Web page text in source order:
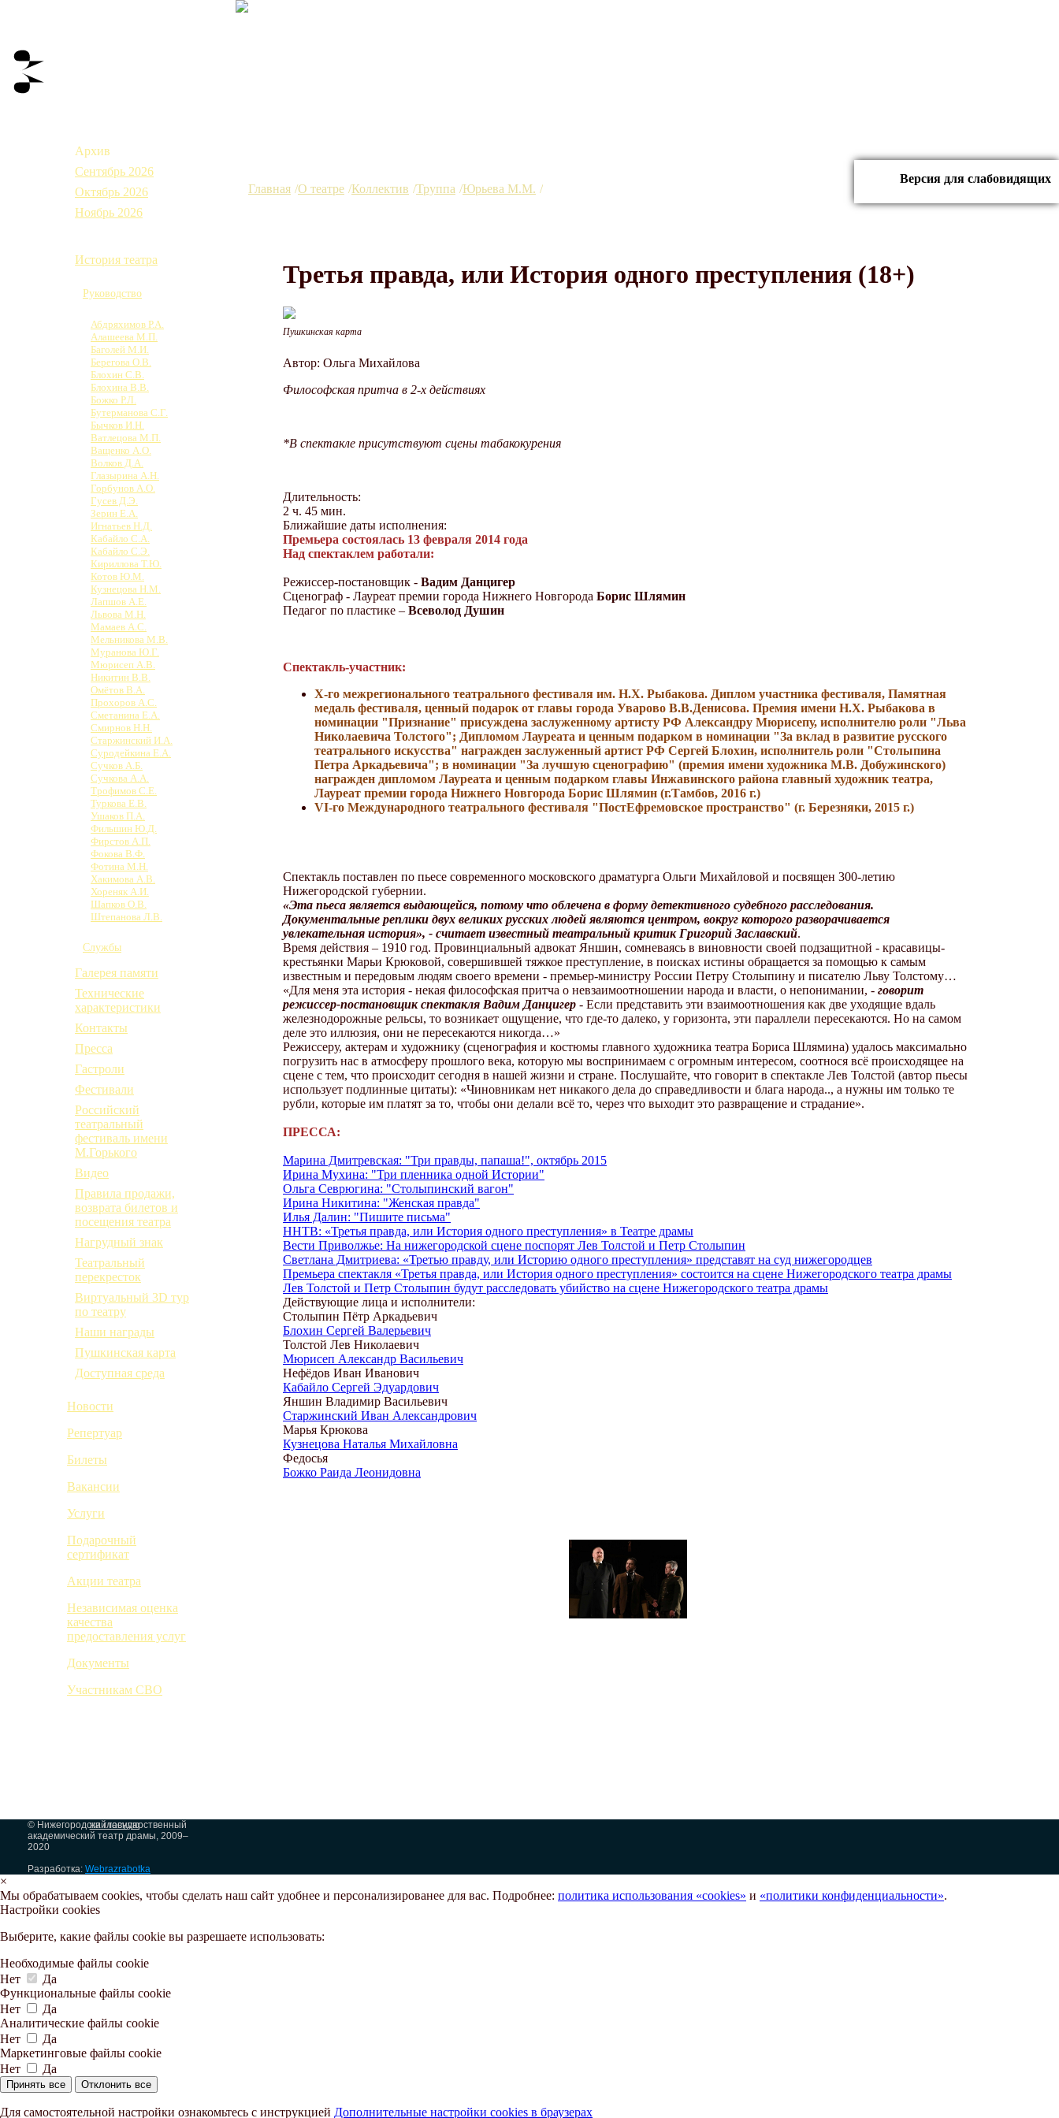
Архив
Сентябрь 2026
Октябрь 2026
Ноябрь 2026
История театра
Руководство
Абдряхимов Р.А.
Алашеева М.П.
Баголей М.И.
Берегова О.В.
Блохин С.В.
Блохина В.В.
Божко Р.Л.
Бутерманова С.Г.
Бычков И.Н.
Ватлецова М.П.
Ващенко А.О.
Волков Д.А.
Глазырина А.Н.
Горбунов А.О.
Гусев Д.Э.
Зерин Е.А.
Игнатьев Н.Д.
Кабайло С.А.
Кабайло С.Э.
Кириллова Т.Ю.
Котов Ю.М.
Кузнецова Н.М.
Лапшов А.Е.
Львова М.Н.
Мамаев А.С.
Мельникова М.В.
Муранова Ю.Г.
Мюрисеп А.В.
Никитин В.В.
Омётов В.А.
Прохоров А.С.
Сметанина Е.А.
Смирнов Н.Н.
Старжинский И.А.
Суродейкина Е.А.
Сучков А.Б.
Сучкова А.А.
Трофимов С.Е.
Туркова Е.В.
Ушаков П.А.
Фильшин Ю.Д.
Фирстов А.П.
Фокова В.Ф.
Фотина М.Н.
Хакимова А.В.
Хореняк А.И.
Шапков О.В.
Штепанова Л.В.
Службы
Галерея памяти
Технические
характеристики
Контакты
Пресса
Гастроли
Фестивали
Российский
театральный
фестиваль имени
М.Горького
Видео
Правила продажи,
возврата билетов и
посещения театра
Нагрудный знак
Театральный
перекресток
Виртуальный 3D тур
по театру
Наши награды
Пушкинская карта
Доступная среда
Новости
Репертуар
Билеты
Вакансии
Услуги
Подарочный
сертификат
Акции театра
Независимая оценка
качества
предоставления услуг
Документы
Участникам СВО
на главную
Главная О театре Коллектив Труппа Юрьева М.М.
Третья правда, или История одного преступления (18+)
Пушкинская карта
Автор: Ольга Михайлова
Философская притча в 2-х действиях
*В спектакле присутствуют сцены табакокурения
Длительность:
2 ч. 45 мин.
Ближайшие даты исполнения:
Премьера состоялась 13 февраля 2014 года
Над спектаклем работали:
Режиссер-постановщик - Вадим Данцигер
Сценограф - Лауреат премии города Нижнего Новгорода Борис Шлямин
Педагог по пластике – Всеволод Душин
Спектакль-участник:
Х-го межрегионального театрального фестиваля им. Н.Х. Рыбакова. Диплом участника фестиваля, Памятная
медаль фестиваля, ценный подарок от главы города Уварово В.В.Денисова. Премия имени Н.Х. Рыбакова в
номинации "Признание" присуждена заслуженному артисту РФ Александру Мюрисепу, исполнителю роли "Льва
Николаевича Толстого"; Дипломом Лауреата и ценным подарком в номинации "За вклад в развитие русского
театрального искусства" награжден заслуженный артист РФ Сергей Блохин, исполнитель роли "Столыпина
Петра Аркадьевича"; в номинации "За лучшую сценографию" (премия имени художника М.В. Добужинского)
награжден дипломом Лауреата и ценным подарком главы Инжавинского района главный художник театра,
Лауреат премии города Нижнего Новгорода Борис Шлямин (г.Тамбов, 2016 г.)
VI-го Международного театрального фестиваля "ПостЕфремовское пространство" (г. Березняки, 2015 г.)
Спектакль поставлен по пьесе современного московского драматурга Ольги Михайловой и посвящен 300-летию
Нижегородской губернии.
«Эта пьеса является выдающейся, потому что облечена в форму детективного судебного расследования.
Документальные реплики двух великих русских людей являются центром, вокруг которого разворачивается
увлекательная история», - считает известный театральный критик Григорий Заславский.
Время действия – 1910 год. Провинциальный адвокат Яншин, сомневаясь в виновности своей подзащитной - красавицы-
крестьянки Марьи Крюковой, совершившей тяжкое преступление, в поисках истины обращается за помощью к самым
известным и передовым людям своего времени - премьер-министру России Петру Столыпину и писателю Льву Толстому…
«Для меня эта история - некая философская притча о невзаимоотношении народа и власти, о непонимании, - говорит
режиссер-постановщик спектакля Вадим Данцигер - Если представить эти взаимоотношения как две уходящие вдаль
железнодорожные рельсы, то возникает ощущение, что где-то далеко, у горизонта, эти параллели пересекаются. Но на самом
деле это иллюзия, они не пересекаются никогда…»
Режиссеру, актерам и художнику (сценография и костюмы главного художника театра Бориса Шлямина) удалось максимально
погрузить нас в атмосферу прошлого века, которую мы воспринимаем с огромным интересом, соотнося всё происходящее на
сцене с тем, что происходит сегодня в нашей жизни и стране. Послушайте, что говорит в спектакле Лев Толстой (автор пьесы
использует подлинные цитаты): «Чиновникам нет никакого дела до справедливости и блага народа.., а нужны им только те
рубли, которые им платят за то, чтобы они делали всё то, через что выходит это развращение и страдание».
ПРЕССА:
Марина Дмитревская: "Три правды, папаша!", октябрь 2015
Ирина Мухина: "Три пленника одной Истории"
Ольга Севрюгина: "Столыпинский вагон"
Ирина Никитина: "Женская правда"
Илья Далин: "Пишите письма"
ННТВ: «Третья правда, или История одного преступления» в Театре драмы
Вести Приволжье: На нижегородской сцене поспорят Лев Толстой и Петр Столыпин
Светлана Дмитриева: «Третью правду, или Историю одного преступления» представят на суд нижегородцев
Премьера спектакля «Третья правда, или История одного преступления» состоится на сцене Нижегородского театра драмы
Лев Толстой и Петр Столыпин будут расследовать убийство на сцене Нижегородского театра драмы
Действующие лица и исполнители:
Столыпин Пётр Аркадьевич
Блохин Сергей Валерьевич
Толстой Лев Николаевич
Мюрисеп Александр Васильевич
Нефёдов Иван Иванович
Кабайло Сергей Эдуардович
Яншин Владимир Васильевич
Старжинский Иван Александрович
Марья Крюкова
Кузнецова Наталья Михайловна
Федосья
Божко Раида Леонидовна
© Нижегородский государственный
академический театр драмы, 2009–
2020
Разработка: Webrazrabotka
Версия для слабовидящих
×
Мы обрабатываем cookies, чтобы сделать наш сайт удобнее и персонализированее для вас. Подробнее: политика использования «cookies» и «политики конфиденциальности».
Настройки cookies
Выберите, какие файлы cookie вы разрешаете использовать:
Необходимые файлы cookie
Нет
Да
Функциональные файлы cookie
Нет
Да
Аналитические файлы cookie
Нет
Да
Маркетинговые файлы cookie
Нет
Да
Принять все Отклонить все
Для самостоятельной настройки ознакомьтесь с инструкцией Дополнительные настройки cookies в браузерах